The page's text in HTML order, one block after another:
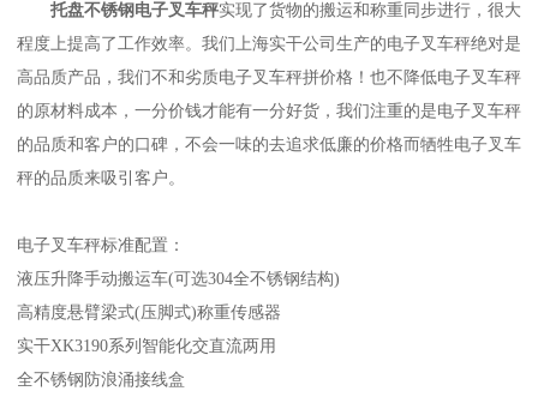
托盘不锈钢电子叉车秤实现了货物的搬运和称重同步进行，很大
程度上提高了工作效率。我们上海实干公司生产的电子叉车秤绝对是
高品质产品，我们不和劣质电子叉车秤拼价格！也不降低电子叉车秤
的原材料成本，一分价钱才能有一分好货，我们注重的是电子叉车秤
的品质和客户的口碑，不会一味的去追求低廉的价格而牺牲电子叉车
秤的品质来吸引客户。
电子叉车秤标准配置：
液压升降手动搬运车(可选304全不锈钢结构)
高精度悬臂梁式(压脚式)称重传感器
实干XK3190系列智能化交直流两用
全不锈钢防浪涌接线盒